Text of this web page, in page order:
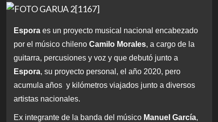
Esporaes un proyecto musical nacional encabezado
por el músico chileno Camilo Morales, a cargo de la
guitarra, percusiones y voz y que debutó junto a
Espora, su proyecto personal, el año 2020, pero
acumula años y kilómetros viajados junto a diversos
artistas nacionales.
Ex integrante de la banda del músico Manuel García,